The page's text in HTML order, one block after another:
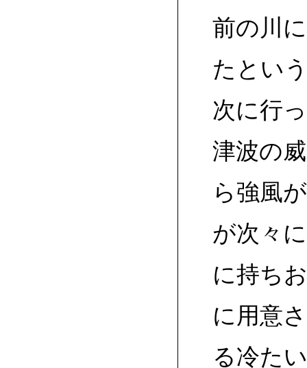
前の川
たとい
次に行
津波の
ら強風
が次々
に持ち
に用意
る冷た